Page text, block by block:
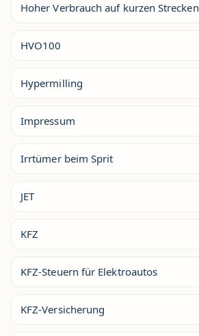
Hoher Verbrauch auf kurzen Strecken
HVO100
Hypermilling
Impressum
Irrtümer beim Sprit
JET
KFZ
KFZ-Steuern für Elektroautos
KFZ-Versicherung